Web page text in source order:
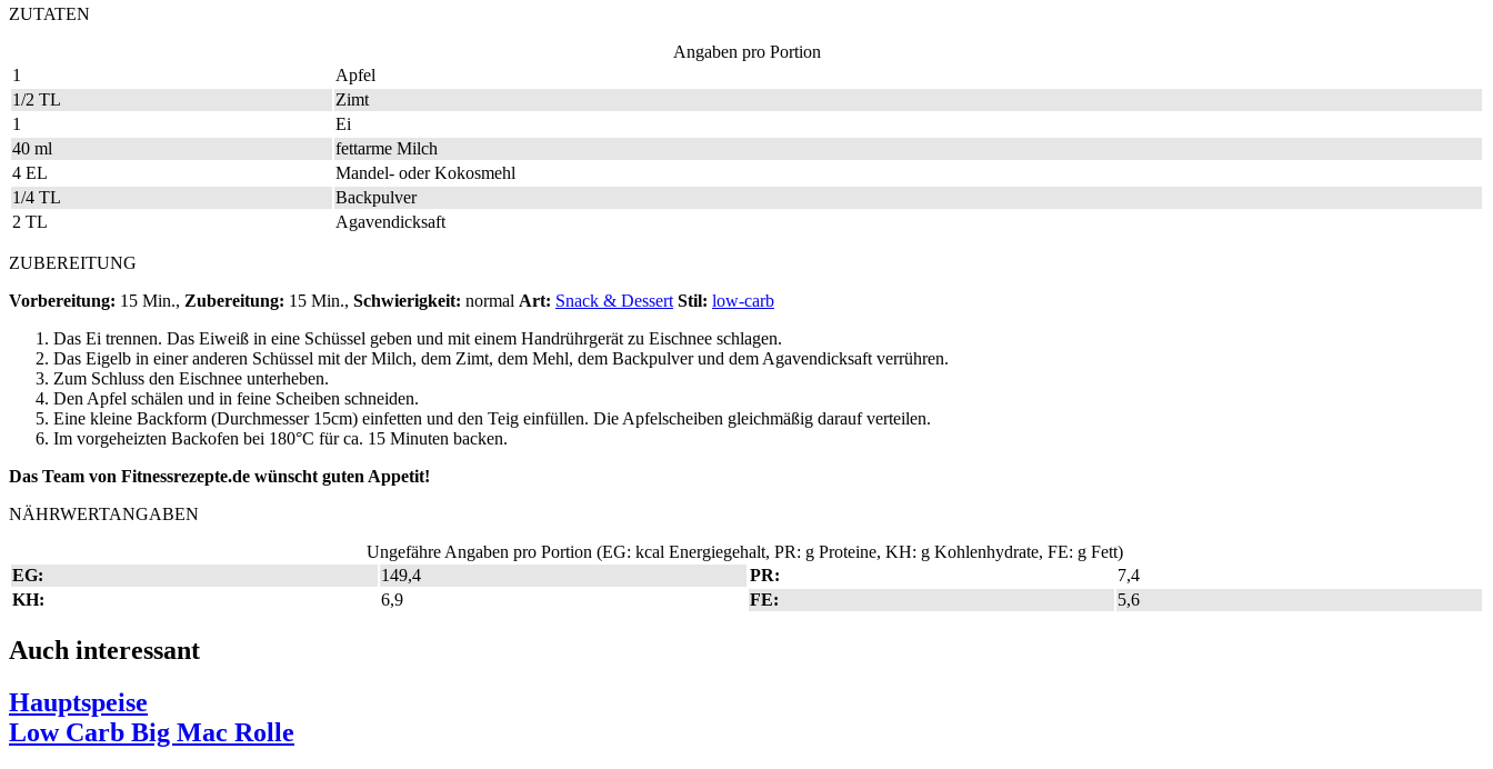
ZUTATEN
Angaben pro Portion
1
Apfel
1/2 TL
Zimt
1
Ei
40 ml
fettarme Milch
4 EL
Mandel- oder Kokosmehl
1/4 TL
Backpulver
2 TL
Agavendicksaft
ZUBEREITUNG
Vorbereitung: 15 Min., Zubereitung: 15 Min., Schwierigkeit: normal Art: Snack & Dessert Stil: low-carb
Das Ei trennen. Das Eiweiß in eine Schüssel geben und mit einem Handrührgerät zu Eischnee schlagen.
Das Eigelb in einer anderen Schüssel mit der Milch, dem Zimt, dem Mehl, dem Backpulver und dem Agavendicksaft verrühren.
Zum Schluss den Eischnee unterheben.
Den Apfel schälen und in feine Scheiben schneiden.
Eine kleine Backform (Durchmesser 15cm) einfetten und den Teig einfüllen. Die Apfelscheiben gleichmäßig darauf verteilen.
Im vorgeheizten Backofen bei 180°C für ca. 15 Minuten backen.
Das Team von Fitnessrezepte.de wünscht guten Appetit!
NÄHRWERTANGABEN
Ungefähre Angaben pro Portion (EG: kcal Energiegehalt, PR: g Proteine, KH: g Kohlenhydrate, FE: g Fett)
EG:
149,4 PR:
7,4
KH:
6,9 FE: 5,6
Auch interessant
Hauptspeise
Low Carb Big Mac Rolle